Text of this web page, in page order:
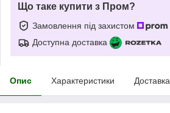
Що таке купити з Пром?
Замовлення під захистом
Доступна доставка
Опис Характеристики Доставка